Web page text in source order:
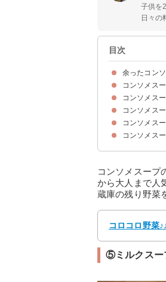
子供を
日々の
目次
余ったコン
コンソメス
①ミネスト
②味噌スー
③バター風
④ナポリタ
⑤ミルクス
⑥豆乳スー
コンソメス
①スープパ
②カルボナ
③ナポリタ
④カレーう
⑤クリーム
⑥醤油ラー
コンソメス
①リゾット
②あんかけ
③ドリア
④スープ雑
⑤炊き込み
コンソメス
①カレー
②ビーフシ
③グラタン
④トマトソ
コンソメス
コンソメスープ
から大人まで人
蔵庫の残り野菜
コロコロ野菜
⑤ミルクスー